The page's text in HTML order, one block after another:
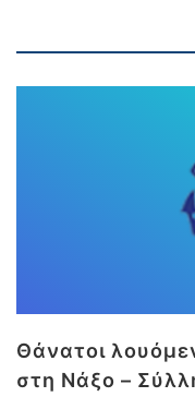
Θάνατοι
στη Νάξο –